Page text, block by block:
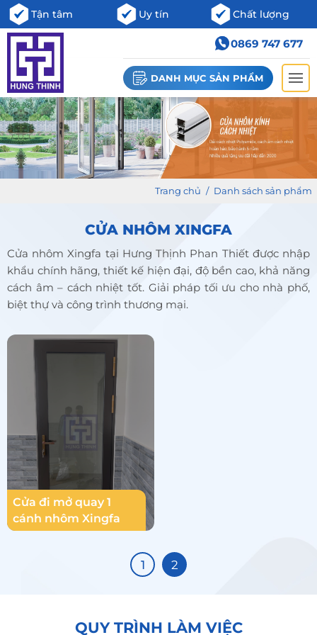
Tận tâm Uy tín Chất lượng
0869 747 677
DANH MỤC SẢN PHẨM
Trang chủ / Danh sách sản phẩm
CỬA NHÔM XINGFA
Cửa nhôm Xingfa tại Hưng Thịnh Phan Thiết được nhập
khẩu chính hãng, thiết kế hiện đại, độ bền cao, khả năng
cách âm – cách nhiệt tốt. Giải pháp tối ưu cho nhà phố,
biệt thự và công trình thương mại.
Cửa đi mở quay 1
cánh nhôm Xingfa
1 2
QUY TRÌNH LÀM VIỆC